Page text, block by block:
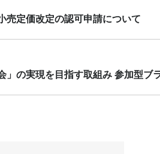
売定価改定の認可申請について
」の実現を目指す取組み 参加型